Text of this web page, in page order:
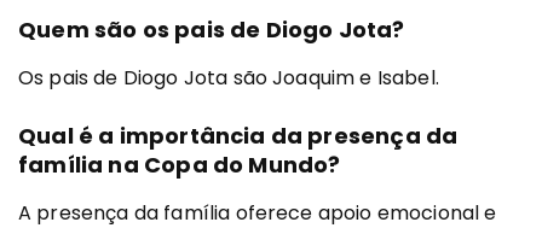
Quem são os pais de Diogo Jota?
Os pais de Diogo Jota são Joaquim e Isabel.
Qual é a importância da presença da
família na Copa do Mundo?
A presença da família oferece apoio emocional e